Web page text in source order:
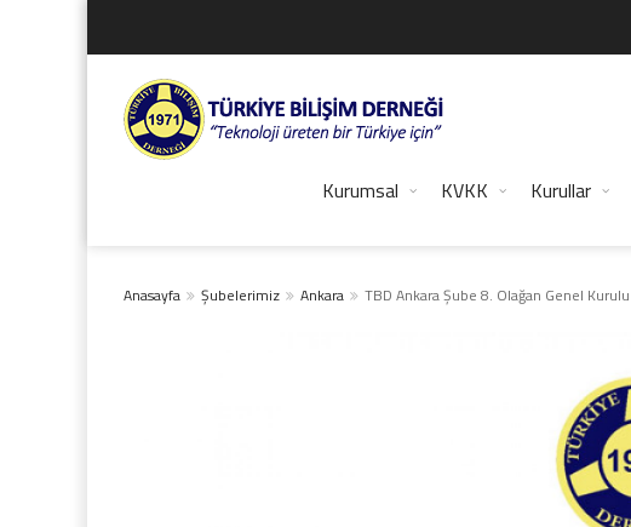
Kurumsal KVKK Kurullar
Anasayfa Şubelerimiz Ankara TBD Ankara Şube 8. Olağan Genel